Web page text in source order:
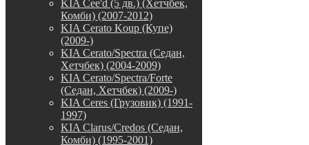
KIA Cee'd (5 дв.) (Хетчбек,
Комби) (2007-2012)
KIA Cerato Koup (Купе)
(2009-)
KIA Cerato/Spectra (Седан,
Хетчбек) (2004-2009)
KIA Cerato/Spectra/Forte
(Седан, Хетчбек) (2009-)
KIA Ceres (Грузовик) (1991-
1997)
KIA Clarus/Credos (Седан,
Комби) (1995-2001)